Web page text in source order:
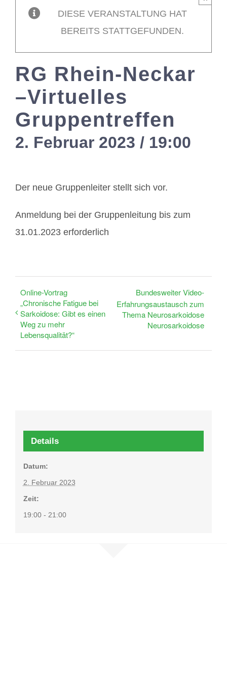
Mitglieder /
DIESE VERANSTALTUNG HAT
BEREITS STATTGEFUNDEN.
RG Rhein-Neckar
–Virtuelles
Gruppentreffen
2. Februar 2023 / 19:00
Der neue Gruppenleiter stellt sich vor.
Anmeldung bei der Gruppenleitung bis zum
31.01.2023 erforderlich
Online-Vortrag
„Chronische Fatigue bei
Sarkoidose: Gibt es einen
Weg zu mehr
Lebensqualität?“
Bundesweiter Video-
Erfahrungsaustausch zum
Thema Neurosarkoidose
Neurosarkoidose
Details
Datum:
2. Februar 2023
Zeit:
19:00 - 21:00